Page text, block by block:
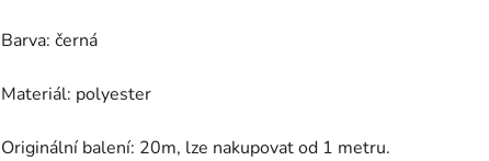
Barva: černá
Materiál: polyester
Originální balení: 20m, lze nakupovat od 1 metru.